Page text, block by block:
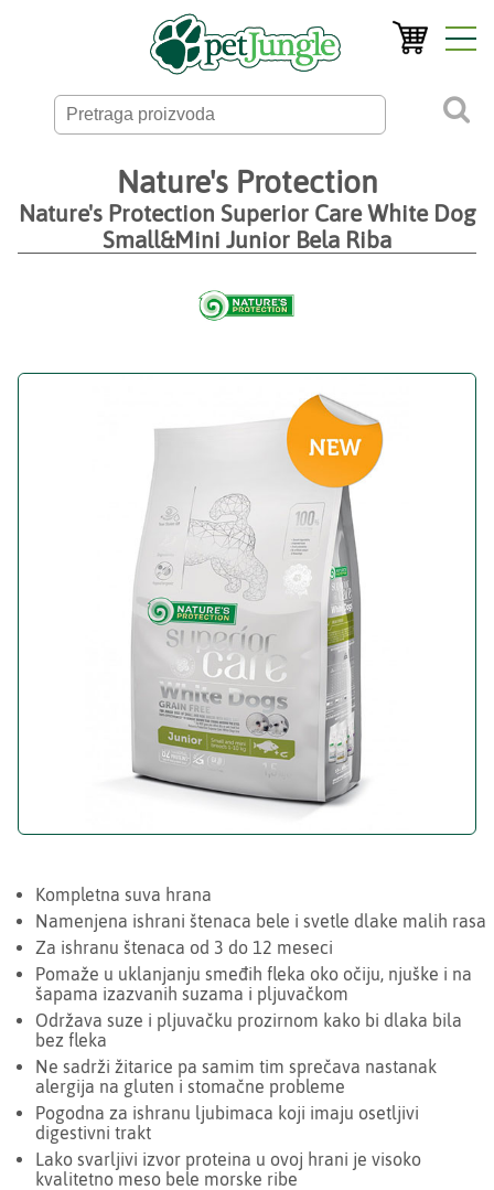
Nature's Protection
Nature's Protection Superior Care White Dog
Small&Mini Junior Bela Riba
Kompletna suva hrana
Namenjena ishrani štenaca bele i svetle dlake malih rasa
Za ishranu štenaca od 3 do 12 meseci
Pomaže u uklanjanju smeđih fleka oko očiju, njuške i na
šapama izazvanih suzama i pljuvačkom
Održava suze i pljuvačku prozirnom kako bi dlaka bila
bez fleka
Ne sadrži žitarice pa samim tim sprečava nastanak
alergija na gluten i stomačne probleme
Pogodna za ishranu ljubimaca koji imaju osetljivi
digestivni trakt
Lako svarljivi izvor proteina u ovoj hrani je visoko
kvalitetno meso bele morske ribe